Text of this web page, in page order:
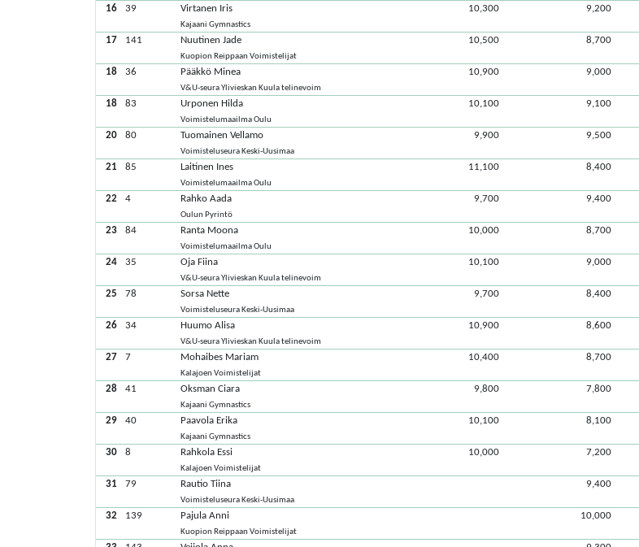
16 39 Virtanen Iris
Kajaani Gymnastics
10,300 9,200
17 141 Nuutinen Jade
Kuopion Reippaan Voimistelijat
10,500 8,700
18 36 Pääkkö Minea
V&U-seura Ylivieskan Kuula telinevoim
10,900 9,000
18 83 Urponen Hilda
Voimistelumaailma Oulu
10,100 9,100
20 80 Tuomainen Vellamo
Voimisteluseura Keski-Uusimaa
9,900 9,500
21 85 Laitinen Ines
Voimistelumaailma Oulu
11,100 8,400
22 4 Rahko Aada
Oulun Pyrintö
9,700 9,400
23 84 Ranta Moona
Voimistelumaailma Oulu
10,000 8,700
24 35 Oja Fiina
V&U-seura Ylivieskan Kuula telinevoim
10,100 9,000
25 78 Sorsa Nette
Voimisteluseura Keski-Uusimaa
9,700 8,400
26 34 Huumo Alisa
V&U-seura Ylivieskan Kuula telinevoim
10,900 8,600
27 7 Mohaibes Mariam
Kalajoen Voimistelijat
10,400 8,700
28 41 Oksman Ciara
Kajaani Gymnastics
9,800 7,800
29 40 Paavola Erika
Kajaani Gymnastics
10,100 8,100
30 8 Rahkola Essi
Kalajoen Voimistelijat
10,000 7,200
31 79 Rautio Tiina
Voimisteluseura Keski-Uusimaa
9,400
32 139 Pajula Anni
Kuopion Reippaan Voimistelijat
10,000